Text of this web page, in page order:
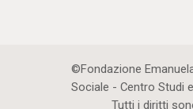
©Fondazione
Sociale - Centro Studi
Tutti i diritti